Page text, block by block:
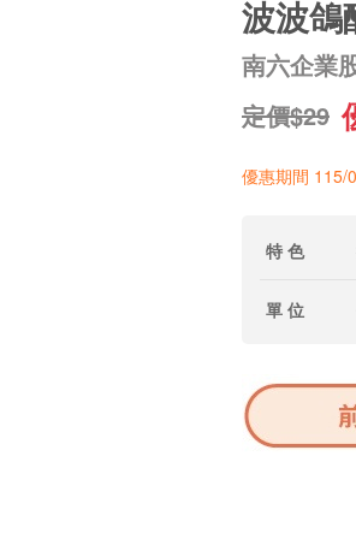
波波鴿
南六企業
定價$29
優惠期間 115/
特 色
單 位